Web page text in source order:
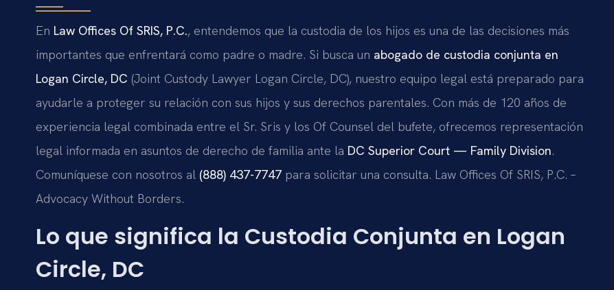
En Law Offices Of SRIS, P.C., entendemos que la custodia de los hijos es una de las decisiones más
importantes que enfrentará como padre o madre. Si busca un abogado de custodia conjunta en
Logan Circle, DC (Joint Custody Lawyer Logan Circle, DC), nuestro equipo legal está preparado para
ayudarle a proteger su relación con sus hijos y sus derechos parentales. Con más de 120 años de
experiencia legal combinada entre el Sr. Sris y los Of Counsel del bufete, ofrecemos representación
legal informada en asuntos de derecho de familia ante la DC Superior Court — Family Division.
Comuníquese con nosotros al (888) 437-7747 para solicitar una consulta. Law Offices Of SRIS, P.C. –
Advocacy Without Borders.
Lo que significa la Custodia Conjunta en Logan
Circle, DC